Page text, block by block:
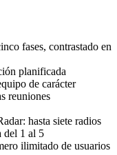
fases, contrastado en
planificada
de carácter
reuniones
hasta siete radios
del 1 al 5
ilimitado de usuarios